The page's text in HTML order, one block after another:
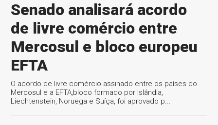
Senado analisará acordo
de livre comércio entre
Mercosul e bloco europeu
EFTA
O acordo de livre comércio assinado entre os países do
Mercosul e a EFTA,bloco formado por Islândia,
Liechtenstein, Noruega e Suíça, foi aprovado p...